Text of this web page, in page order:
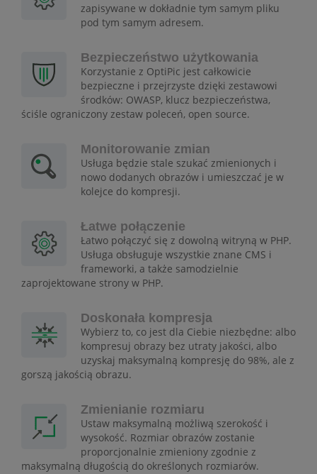
zapisywane w dokładnie tym samym pliku
pod tym samym adresem.
Bezpieczeństwo użytkowania
Korzystanie z OptiPic jest całkowicie
bezpieczne i przejrzyste dzięki zestawowi
środków: OWASP, klucz bezpieczeństwa,
ściśle ograniczony zestaw poleceń, open source.
Monitorowanie zmian
Usługa będzie stale szukać zmienionych i
nowo dodanych obrazów i umieszczać je w
kolejce do kompresji.
Łatwe połączenie
Łatwo połączyć się z dowolną witryną w PHP.
Usługa obsługuje wszystkie znane CMS i
frameworki, a także samodzielnie
zaprojektowane strony w PHP.
Doskonała kompresja
Wybierz to, co jest dla Ciebie niezbędne: albo
kompresuj obrazy bez utraty jakości, albo
uzyskaj maksymalną kompresję do 98%, ale z
gorszą jakością obrazu.
Zmienianie rozmiaru
Ustaw maksymalną możliwą szerokość i
wysokość. Rozmiar obrazów zostanie
proporcjonalnie zmieniony zgodnie z
maksymalną długością do określonych rozmiarów.